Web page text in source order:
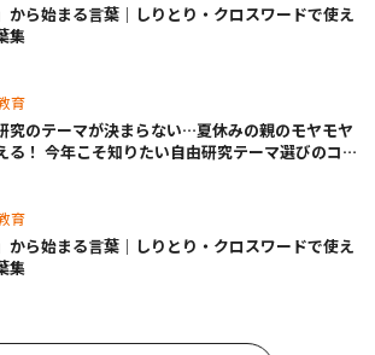
から始まる言葉｜しりとり・クロスワードで使え
集
育
究のテーマが決まらない…夏休みの親のモヤモヤ
る！ 今年こそ知りたい自由研究テーマ選びのコ
育
から始まる言葉｜しりとり・クロスワードで使え
集